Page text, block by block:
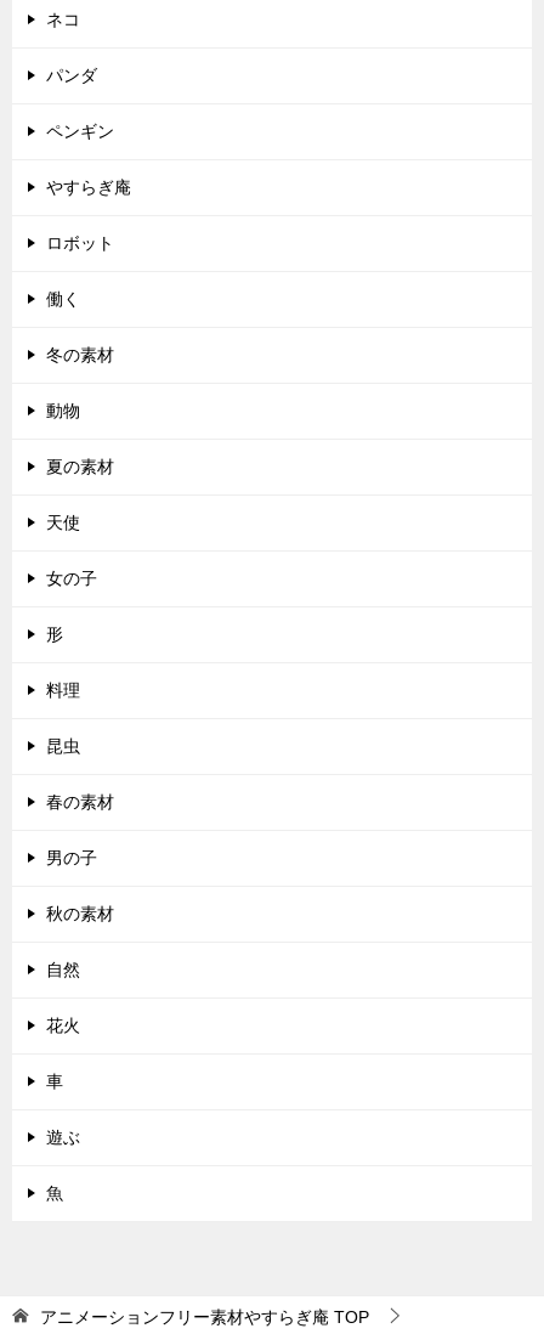
ネコ
パンダ
ペンギン
やすらぎ庵
ロボット
働く
冬の素材
動物
夏の素材
天使
女の子
形
料理
昆虫
春の素材
男の子
秋の素材
自然
花火
車
遊ぶ
魚
アニメーションフリー素材やすらぎ庵 TOP